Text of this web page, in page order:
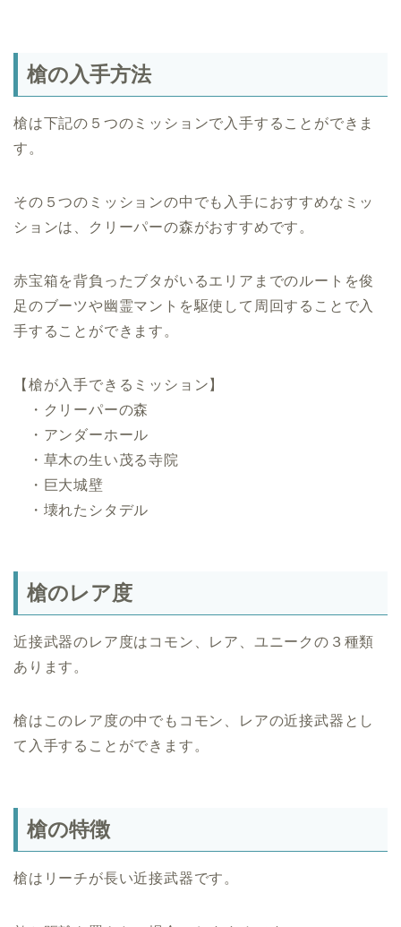
槍の入手方法
槍は下記の５つのミッションで入手することができま
す。
その５つのミッションの中でも入手におすすめなミッ
ションは、クリーパーの森がおすすめです。
赤宝箱を背負ったブタがいるエリアまでのルートを俊
足のブーツや幽霊マントを駆使して周回することで入
手することができます。
【槍が入手できるミッション】
・クリーパーの森
・アンダーホール
・草木の生い茂る寺院
・巨大城壁
・壊れたシタデル
槍のレア度
近接武器のレア度はコモン、レア、ユニークの３種類
あります。
槍はこのレア度の中でもコモン、レアの近接武器とし
て入手することができます。
槍の特徴
槍はリーチが長い近接武器です。